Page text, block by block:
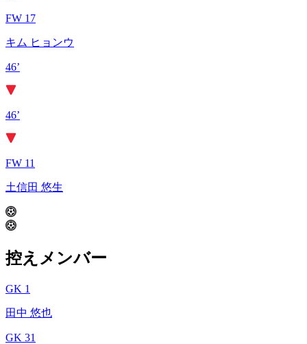
FW 17
キム ヒョンウ
46’
46’
FW 11
土信田 悠生
控えメンバー
GK 1
田中 悠也
GK 31